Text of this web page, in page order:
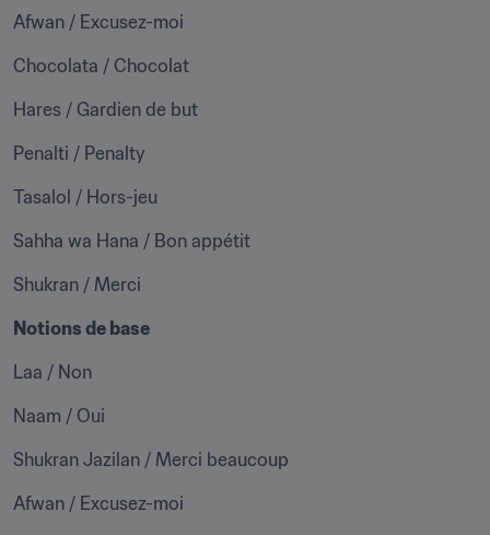
Afwan / Excusez-moi
Chocolata / Chocolat
Hares / Gardien de but
Penalti / Penalty
Tasalol / Hors-jeu
Sahha wa Hana / Bon appétit
Shukran / Merci
Notions de base
Laa / Non
Naam / Oui
Shukran Jazilan / Merci beaucoup
Afwan / Excusez-moi